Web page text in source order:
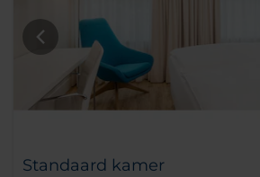
Standaard kamer